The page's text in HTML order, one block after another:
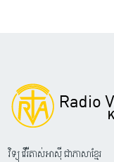
វិទ្យុ វើរីតាស់អាស៊ី ជាភាសាខ្មែរ